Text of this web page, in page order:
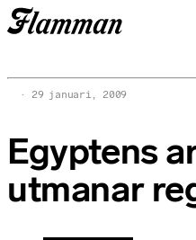
29 januari, 2009
Egyptens
utmanar